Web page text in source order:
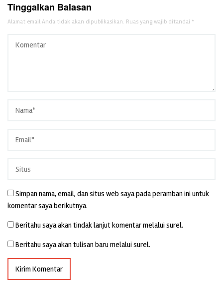
Tinggalkan Balasan
Alamat email Anda tidak akan dipublikasikan. Ruas yang wajib ditandai *
Simpan nama, email, dan situs web saya pada peramban ini untuk
komentar saya berikutnya.
Beritahu saya akan tindak lanjut komentar melalui surel.
Beritahu saya akan tulisan baru melalui surel.